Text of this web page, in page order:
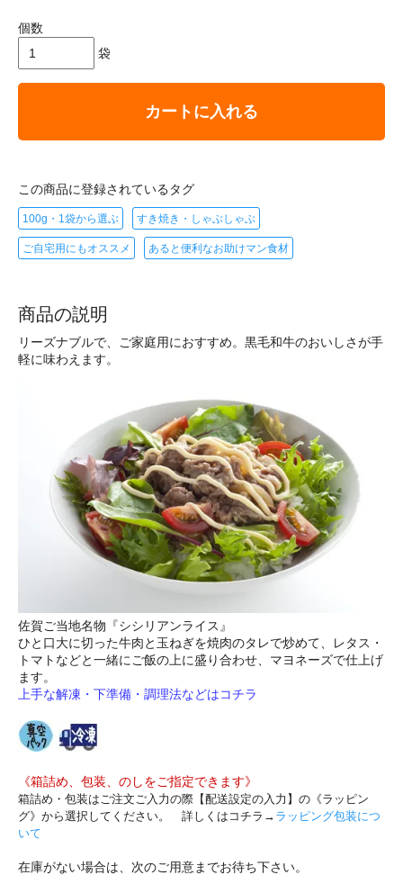
個数
袋
カートに入れる
この商品に登録されているタグ
100g・1袋から選ぶ すき焼き・しゃぶしゃぶ
ご自宅用にもオススメ あると便利なお助けマン食材
商品の説明
リーズナブルで、ご家庭用におすすめ。黒毛和牛のおいしさが手
軽に味わえます。
佐賀ご当地名物『シシリアンライス』
ひと口大に切った牛肉と玉ねぎを焼肉のタレで炒めて、レタス・
トマトなどと一緒にご飯の上に盛り合わせ、マヨネーズで仕上げ
ます。
上手な解凍・下準備・調理法などはコチラ
《箱詰め、包装、のしをご指定できます》
箱詰め・包装はご注文ご入力の際【配送設定の入力】の《ラッピン
グ》から選択してください。 詳しくはコチラ→ ラッピング包装につ
いて
在庫がない場合は、次のご用意までお待ち下さい。